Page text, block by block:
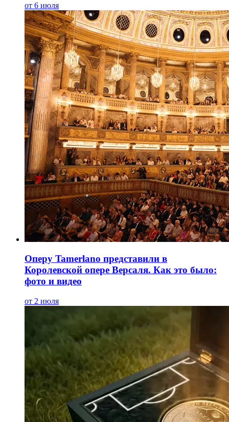
от 6 июля
Оперу Tamerlano представили в
Королевской опере Версаля. Как это было:
фото и видео
от 2 июля